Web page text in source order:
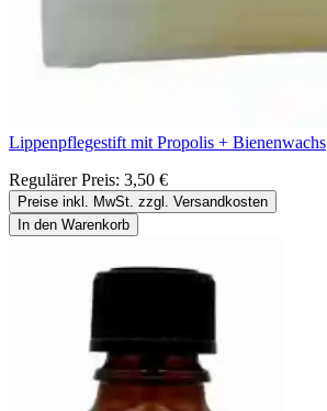
Lippenpflegestift mit Propolis + Bienenwachs
Regulärer Preis: 3,50 €
Preise inkl. MwSt. zzgl. Versandkosten
In den Warenkorb